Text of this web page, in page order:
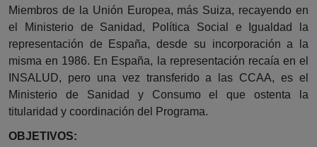
Miembros de la Unión Europea, más Suiza, recayendo en
el Ministerio de Sanidad, Política Social e Igualdad la
representación de España, desde su incorporación a la
misma en 1986. En España, la representación recaía en el
INSALUD, pero una vez transferido a las CCAA, es el
Ministerio de Sanidad y Consumo el que ostenta la
titularidad y coordinación del Programa.
OBJETIVOS: